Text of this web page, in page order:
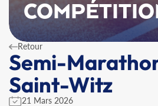
Retour
Semi-
Saint-Witz
21 Mars 2026